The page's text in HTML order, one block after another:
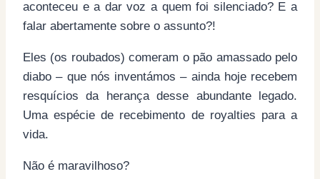
aconteceu e a dar voz a quem foi silenciado? E a
falar abertamente sobre o assunto?!
Eles (os roubados) comeram o pão amassado pelo
diabo – que nós inventámos – ainda hoje recebem
resquícios da herança desse abundante legado.
Uma espécie de recebimento de royalties para a
vida.
Não é maravilhoso?